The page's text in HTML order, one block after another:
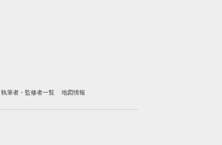
執筆者・監修者一覧 地図情報